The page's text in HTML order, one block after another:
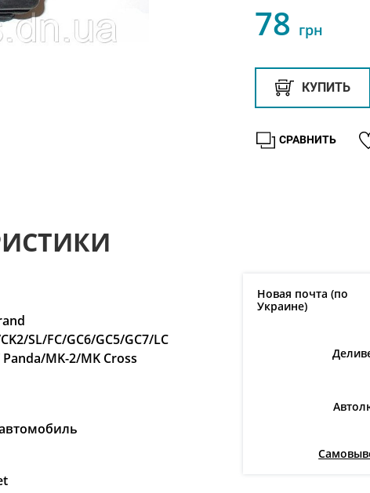
78 грн
КУПИТЬ
СРАВНИТЬ
SL/FC/GC6/GC5/GC7/LC
Panda/MK-2/MK Cross
Новая почта (по
Украине)